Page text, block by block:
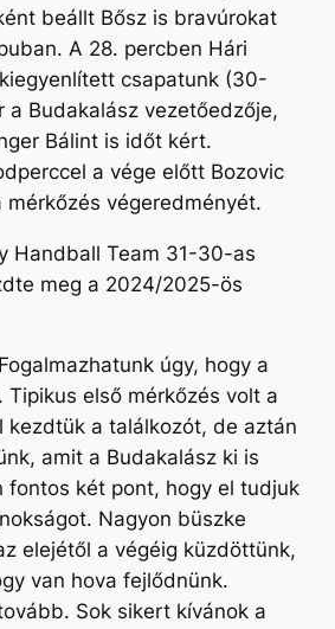
beállt Bősz is bravúrokat
A 28. percben Hári
csapatunk (30-
a Budakalász vezetőedzője,
Bálint is időt kért.
a vége előtt Bozovic
végeredményét.
Handball Team 31-30-as
meg a 2024/2025-ös
úgy, hogy a
Tipikus első mérkőzés volt a
kezdtük a találkozót, de aztán
amit a Budakalász ki is
fontos két pont, hogy el tudjuk
Nagyon büszke
elejétől a végéig küzdöttünk,
van hova fejlődnünk.
Sok sikert kívánok a